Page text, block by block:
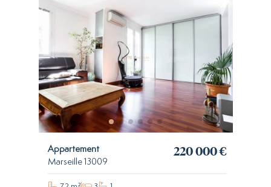
Appartement
Marseille 13009
220 000 €